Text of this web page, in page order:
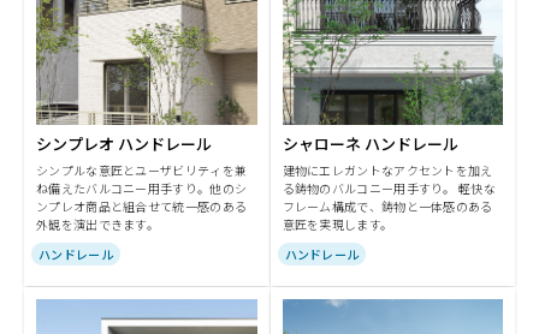
シンプレオ ハンドレール
シンプルな意匠とユーザビリティを兼
ね備えたバルコニー用手すり。他のシ
ンプレオ商品と組合せて統一感のある
外観を演出できます。
ハンドレール
シャローネ ハンドレール
建物にエレガントなアクセントを加え
る鋳物のバルコニー用手すり。 軽快な
フレーム構成で、鋳物と一体感のある
意匠を実現します。
ハンドレール